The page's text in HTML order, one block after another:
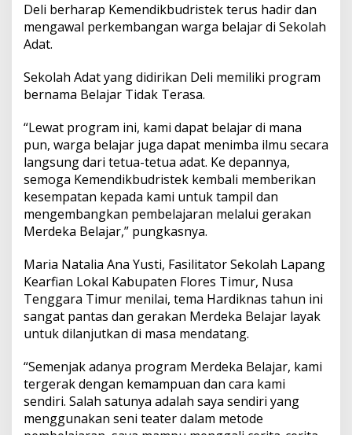
Deli berharap Kemendikbudristek terus hadir dan
mengawal perkembangan warga belajar di Sekolah
Adat.
Sekolah Adat yang didirikan Deli memiliki program
bernama Belajar Tidak Terasa.
“Lewat program ini, kami dapat belajar di mana
pun, warga belajar juga dapat menimba ilmu secara
langsung dari tetua-tetua adat. Ke depannya,
semoga Kemendikbudristek kembali memberikan
kesempatan kepada kami untuk tampil dan
mengembangkan pembelajaran melalui gerakan
Merdeka Belajar,” pungkasnya.
Maria Natalia Ana Yusti, Fasilitator Sekolah Lapang
Kearfian Lokal Kabupaten Flores Timur, Nusa
Tenggara Timur menilai, tema Hardiknas tahun ini
sangat pantas dan gerakan Merdeka Belajar layak
untuk dilanjutkan di masa mendatang.
“Semenjak adanya program Merdeka Belajar, kami
tergerak dengan kemampuan dan cara kami
sendiri. Salah satunya adalah saya sendiri yang
menggunakan seni teater dalam metode